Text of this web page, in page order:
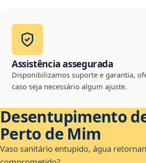
Assistência assegurada
Disponibilizamos suporte e garantia,
caso seja necessário algum ajuste.
Desentupimento
Perto de Mim
Vaso sanitário entupido, água